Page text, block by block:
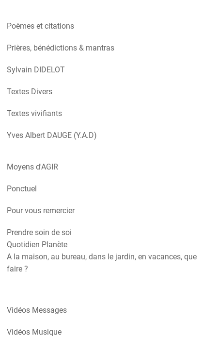
Poèmes et citations
Prières, bénédictions & mantras
Sylvain DIDELOT
Textes Divers
Textes vivifiants
Yves Albert DAUGE (Y.A.D)
Moyens d'AGIR
Ponctuel
Pour vous remercier
Prendre soin de soi
Quotidien Planète
A la maison, au bureau, dans le jardin, en vacances, que
faire ?
Vidéos Messages
Vidéos Musique